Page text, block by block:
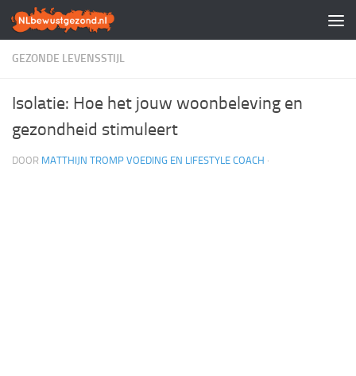
Doorgaan naar inhoud
GEZONDE LEVENSSTIJL
Isolatie: Hoe het jouw woonbeleving en
gezondheid stimuleert
DOOR MATTHIJN TROMP VOEDING EN LIFESTYLE COACH ·